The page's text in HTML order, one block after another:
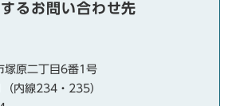
るお問い合わせ先
塚原二丁目6番1号
内線234・235）